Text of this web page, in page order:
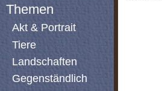
Themen
Akt & Portrait
Tiere
Landschaften
Gegenständlich